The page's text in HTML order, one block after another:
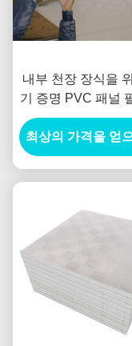
내부 천장 장식을
기 증명 PVC 패널
링
최상의 가격을 얻